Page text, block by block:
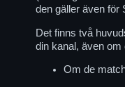
den gäller även för
Det finns två
din kanal, även om
Om de